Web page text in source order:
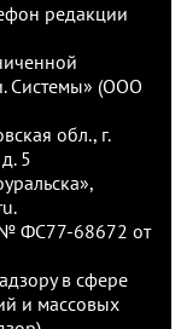
редакции
Системы» (ООО
обл., г.
5
№ ФС77-68672 от
в сфере
и массовых